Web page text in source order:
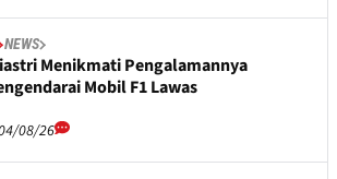
NEWS
Menikmati Pengalamannya
Mobil F1 Lawas
08/26